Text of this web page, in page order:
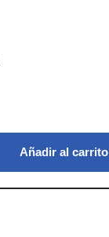
Añadir al carrito